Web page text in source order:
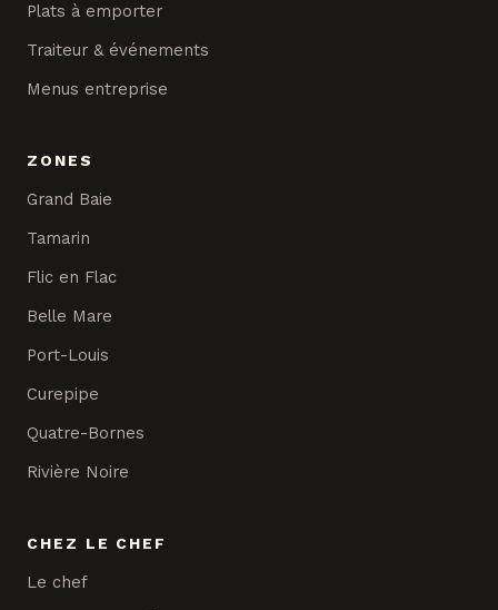
Plats à emporter
Traiteur & événements
Menus entreprise
ZONES
Grand Baie
Tamarin
Flic en Flac
Belle Mare
Port-Louis
Curepipe
Quatre-Bornes
Rivière Noire
CHEZ LE CHEF
Le chef